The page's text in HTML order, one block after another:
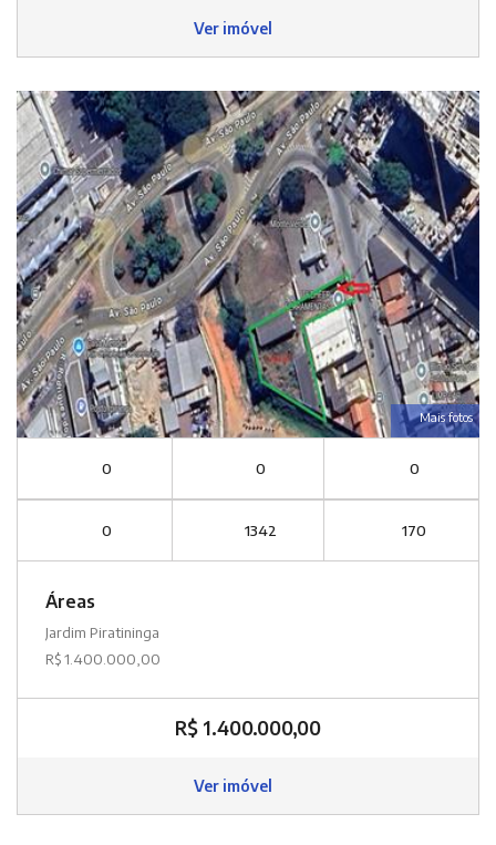
Ver imóvel
Mais fotos
0 0 0
0 1342 170
Áreas
Jardim Piratininga
R$ 1.400.000,00
R$ 1.400.000,00
Ver imóvel